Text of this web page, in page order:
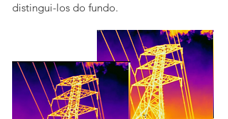
distingui-los do fundo.